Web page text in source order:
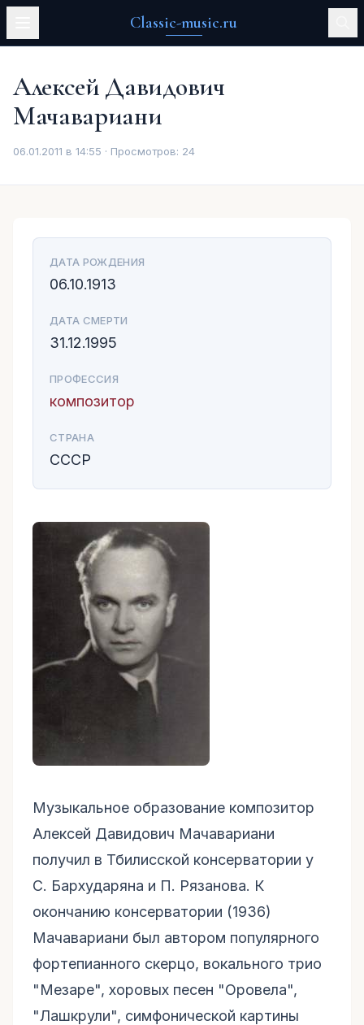
Classic-music.ru
Алексей Давидович
Мачавариани
06.01.2011 в 14:55 · Просмотров: 24
ДАТА РОЖДЕНИЯ
06.10.1913
ДАТА СМЕРТИ
31.12.1995
ПРОФЕССИЯ
композитор
СТРАНА
СССР
Музыкальное образование композитор
Алексей Давидович Мачавариани
получил в Тбилисской консерватории у
С. Бархударяна и П. Рязанова. К
окончанию консерватории (1936)
Мачавариани был автором популярного
фортепианного скерцо, вокального трио
"Мезаре", хоровых песен "Оровела",
"Лашкрули", симфонической картины